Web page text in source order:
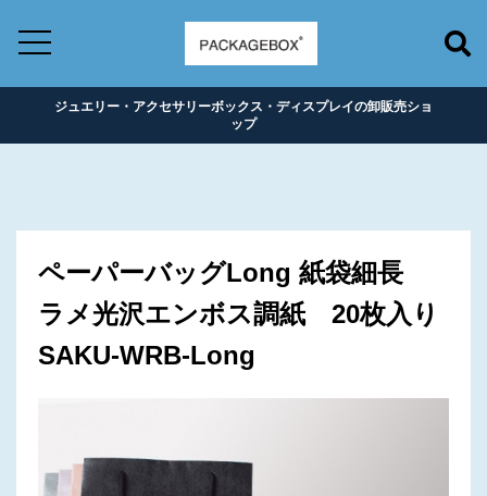
ジュエリー・アクセサリーボックス・ディスプレイの卸販売ショ
ップ
ペーパーバッグLong 紙袋細長
ラメ光沢エンボス調紙 20枚入り
SAKU-WRB-Long